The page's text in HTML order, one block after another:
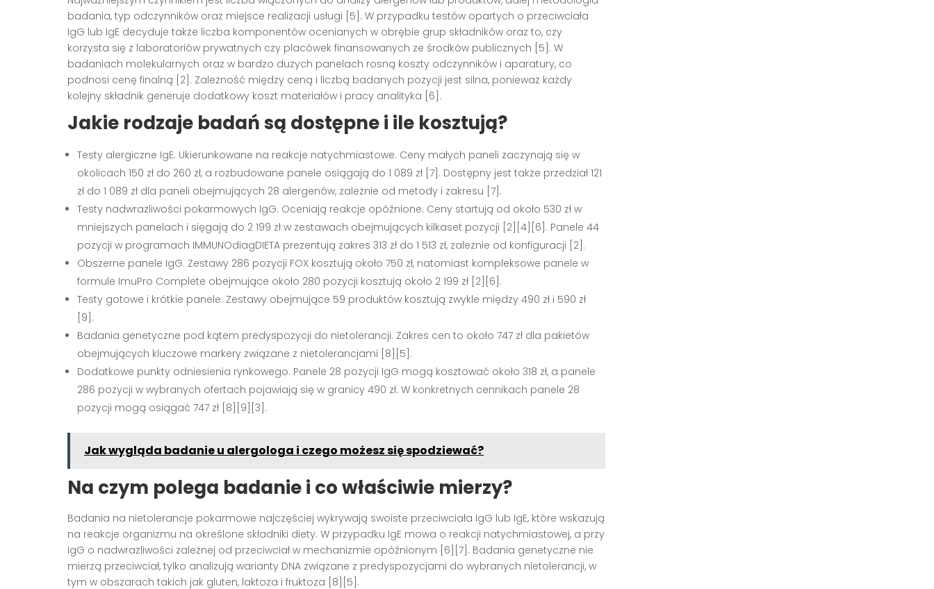
badania, typ odczynników oraz miejsce realizacji usługi [5]. W przypadku testów opartych o przeciwciała
IgG lub IgE decyduje także liczba komponentów ocenianych w obrębie grup składników oraz to, czy
korzysta się z laboratoriów prywatnych czy placówek finansowanych ze środków publicznych [5]. W
badaniach molekularnych oraz w bardzo dużych panelach rosną koszty odczynników i aparatury, co
podnosi cenę finalną [2]. Zależność między ceną i liczbą badanych pozycji jest silna, ponieważ każdy
kolejny składnik generuje dodatkowy koszt materiałów i pracy analityka [6].
Jakie rodzaje badań są dostępne i ile kosztują?
Testy alergiczne IgE. Ukierunkowane na reakcje natychmiastowe. Ceny małych paneli zaczynają się w
okolicach 150 zł do 260 zł, a rozbudowane panele osiągają do 1 089 zł [7]. Dostępny jest także przedział 121
zł do 1 089 zł dla paneli obejmujących 28 alergenów, zależnie od metody i zakresu [7].
Testy nadwrażliwości pokarmowych IgG. Oceniają reakcje opóźnione. Ceny startują od około 530 zł w
mniejszych panelach i sięgają do 2 199 zł w zestawach obejmujących kilkaset pozycji [2][4][6]. Panele 44
pozycji w programach IMMUNOdiagDIETA prezentują zakres 313 zł do 1 513 zł, zależnie od konfiguracji [2].
Obszerne panele IgG. Zestawy 286 pozycji FOX kosztują około 750 zł, natomiast kompleksowe panele w
formule ImuPro Complete obejmujące około 280 pozycji kosztują około 2 199 zł [2][6].
Testy gotowe i krótkie panele. Zestawy obejmujące 59 produktów kosztują zwykle między 490 zł i 590 zł
[9].
Badania genetyczne pod kątem predyspozycji do nietolerancji. Zakres cen to około 747 zł dla pakietów
obejmujących kluczowe markery związane z nietolerancjami [8][5].
Dodatkowe punkty odniesienia rynkowego. Panele 28 pozycji IgG mogą kosztować około 318 zł, a panele
286 pozycji w wybranych ofertach pojawiają się w granicy 490 zł. W konkretnych cennikach panele 28
pozycji mogą osiągać 747 zł [8][9][3].
Jak wygląda badanie u alergologa i czego możesz się spodziewać?
Na czym polega badanie i co właściwie mierzy?
Badania na nietolerancje pokarmowe najczęściej wykrywają swoiste przeciwciała IgG lub IgE, które wskazują
na reakcje organizmu na określone składniki diety. W przypadku IgE mowa o reakcji natychmiastowej, a przy
IgG o nadwrażliwości zależnej od przeciwciał w mechanizmie opóźnionym [6][7]. Badania genetyczne nie
mierzą przeciwciał, tylko analizują warianty DNA związane z predyspozycjami do wybranych nietolerancji, w
tym w obszarach takich jak gluten, laktoza i fruktoza [8][5].